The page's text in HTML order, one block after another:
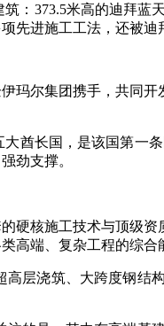
：373.5米高的迪拜
进施工工法，还被
玛尔集团携手，共同
酋长国，是该国第一
劲支撑。
硬核施工技术与顶级
高端、复杂工程的综合
层浇筑、大跨度钢